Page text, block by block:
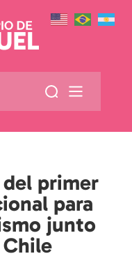
del primer
para
junto